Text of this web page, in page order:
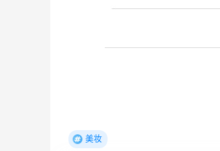
美妆
Eraldo